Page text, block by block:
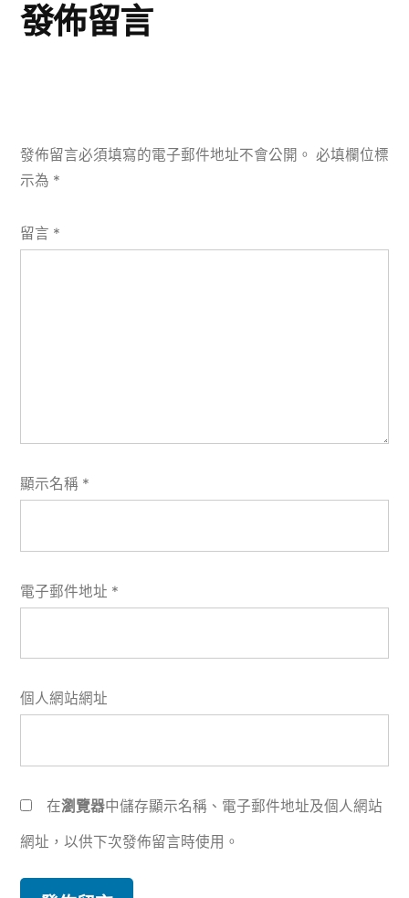
發佈留言
發佈留言必須填寫的電子郵件地址不會公開。 必填欄位標
示為 *
留言 *
顯示名稱 *
電子郵件地址 *
個人網站網址
在瀏覽器中儲存顯示名稱、電子郵件地址及個人網站
網址，以供下次發佈留言時使用。